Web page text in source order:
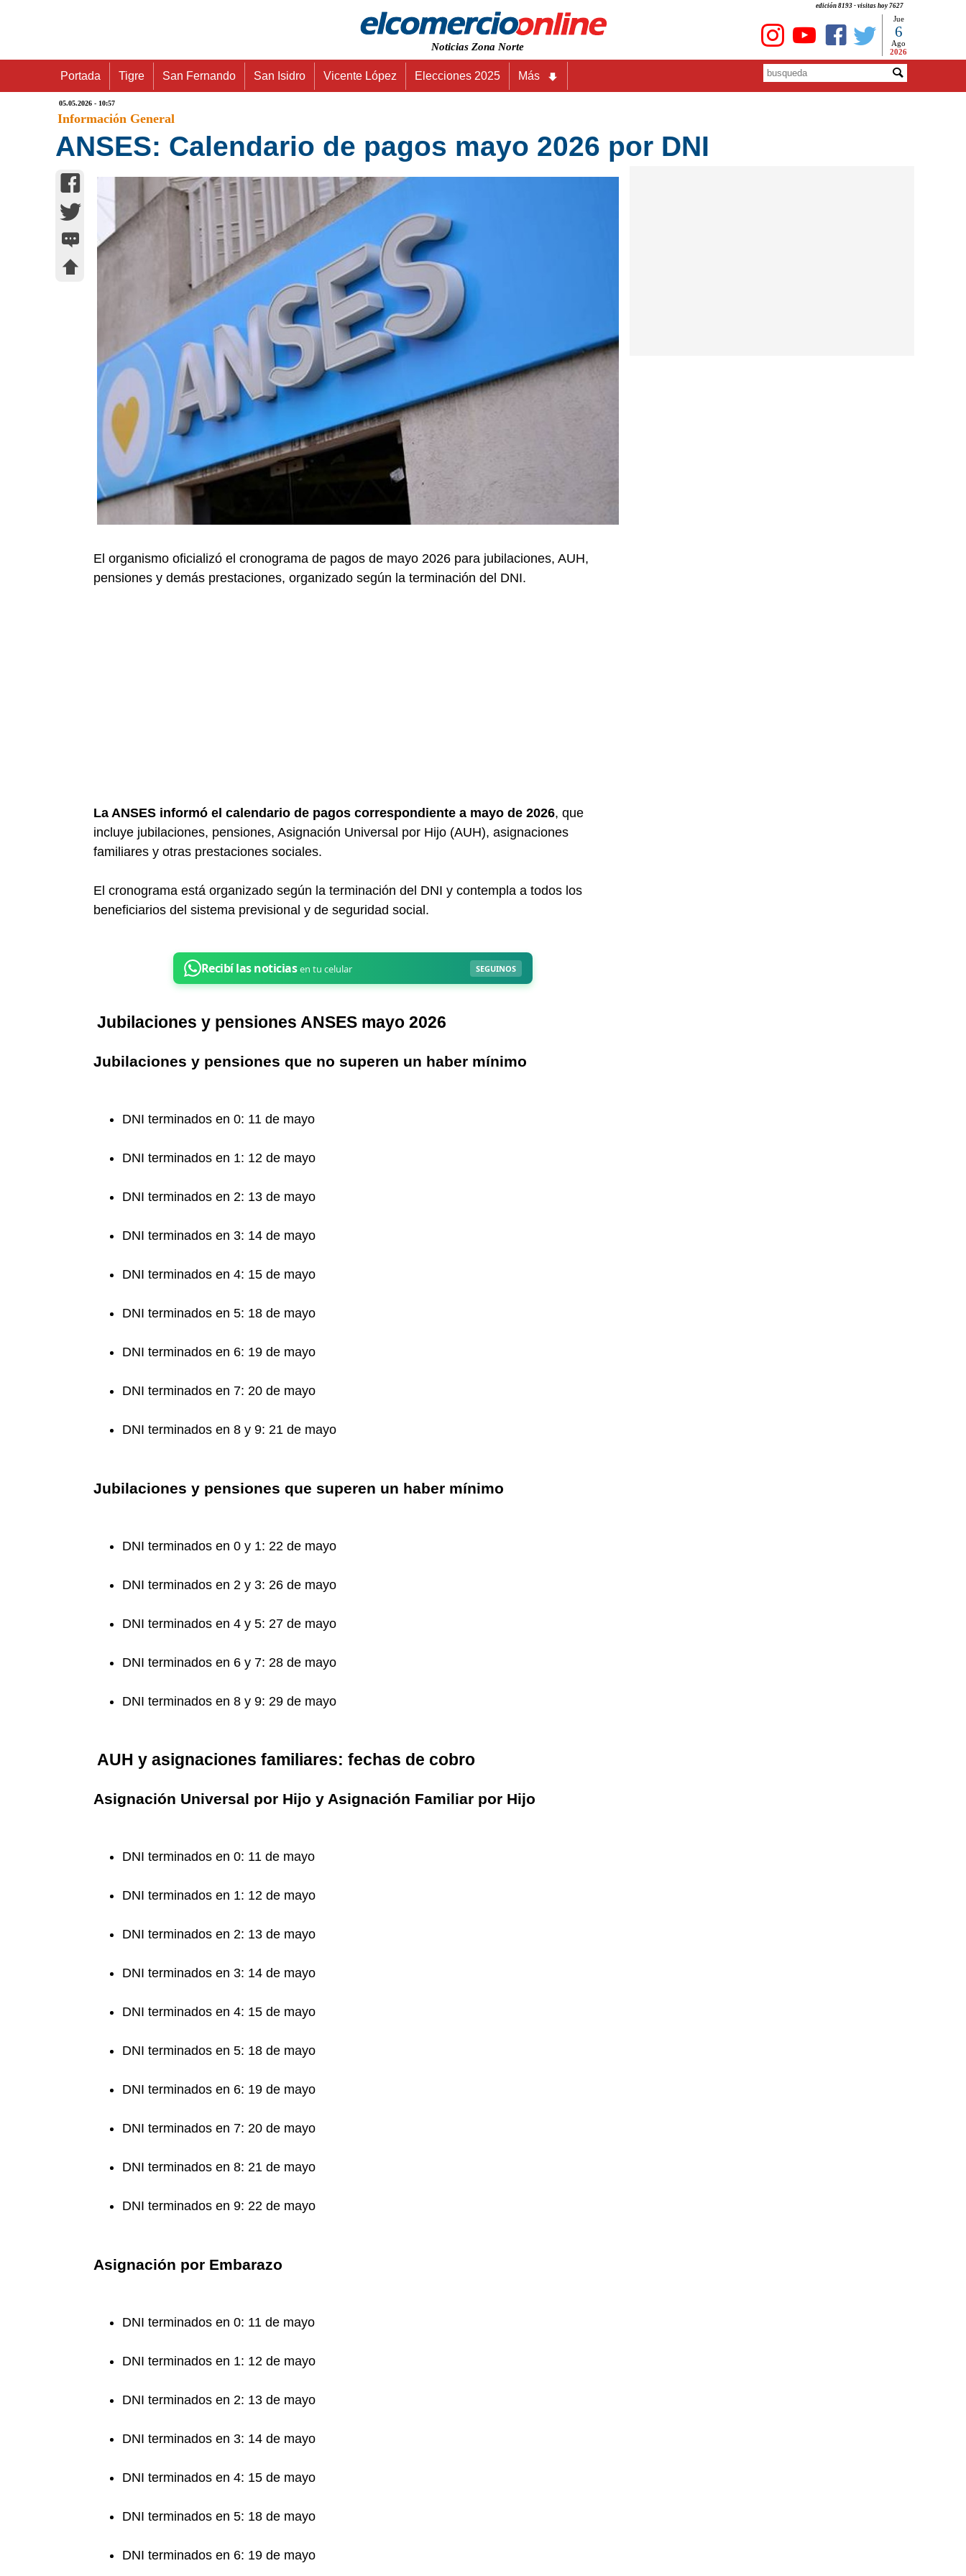
edición 8193 - visitas hoy 7627
Noticias Zona Norte
Jue
6
Ago
2026
Portada Tigre San Fernando San Isidro Vicente López Elecciones 2025 Más
05.05.2026 - 10:57
Información General
ANSES: Calendario de pagos mayo 2026 por DNI
El organismo oficializó el cronograma de pagos de mayo 2026 para jubilaciones, AUH,
pensiones y demás prestaciones, organizado según la terminación del DNI.
La ANSES informó el calendario de pagos correspondiente a mayo de 2026, que
incluye jubilaciones, pensiones, Asignación Universal por Hijo (AUH), asignaciones
familiares y otras prestaciones sociales.
El cronograma está organizado según la terminación del DNI y contempla a todos los
beneficiarios del sistema previsional y de seguridad social.
Jubilaciones y pensiones ANSES mayo 2026
Jubilaciones y pensiones que no superen un haber mínimo
DNI terminados en 0: 11 de mayo
DNI terminados en 1: 12 de mayo
DNI terminados en 2: 13 de mayo
DNI terminados en 3: 14 de mayo
DNI terminados en 4: 15 de mayo
DNI terminados en 5: 18 de mayo
DNI terminados en 6: 19 de mayo
DNI terminados en 7: 20 de mayo
DNI terminados en 8 y 9: 21 de mayo
Jubilaciones y pensiones que superen un haber mínimo
DNI terminados en 0 y 1: 22 de mayo
DNI terminados en 2 y 3: 26 de mayo
DNI terminados en 4 y 5: 27 de mayo
DNI terminados en 6 y 7: 28 de mayo
DNI terminados en 8 y 9: 29 de mayo
AUH y asignaciones familiares: fechas de cobro
Asignación Universal por Hijo y Asignación Familiar por Hijo
DNI terminados en 0: 11 de mayo
DNI terminados en 1: 12 de mayo
DNI terminados en 2: 13 de mayo
DNI terminados en 3: 14 de mayo
DNI terminados en 4: 15 de mayo
DNI terminados en 5: 18 de mayo
DNI terminados en 6: 19 de mayo
DNI terminados en 7: 20 de mayo
DNI terminados en 8: 21 de mayo
DNI terminados en 9: 22 de mayo
Asignación por Embarazo
DNI terminados en 0: 11 de mayo
DNI terminados en 1: 12 de mayo
DNI terminados en 2: 13 de mayo
DNI terminados en 3: 14 de mayo
DNI terminados en 4: 15 de mayo
DNI terminados en 5: 18 de mayo
DNI terminados en 6: 19 de mayo